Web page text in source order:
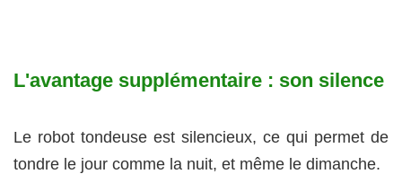
L'avantage supplémentaire : son silence
Le robot tondeuse est silencieux, ce qui permet de
tondre le jour comme la nuit, et même le dimanche.